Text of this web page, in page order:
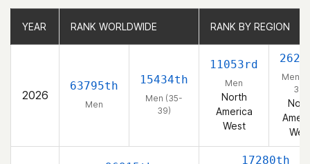
YEAR RANK WORLDWIDE RANK BY REGION
2026
63795th
Men
15434th
Men (35-
39)
11053rd
Men
North
America
West
Men
39)
17280th
YEAR RANK WORLDWIDE RANK BY REGION